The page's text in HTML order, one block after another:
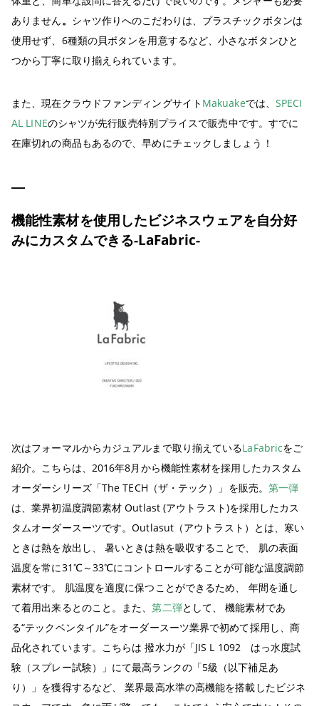
ありません。 シャツ作りへのこだわりは、プラスチックボタンは
使用せず、6種類の貝ボタンを用意するなど、小さなボタンひと
つから丁寧に取り揃えられています。
また、現在クラウドファンディングサイト Makuakeでは、 SPECI
AL LINEのシャツが先行販売特別プライスで販売中です。すでに
在庫切れの商品もあるので、早めにチェックしましょう！
機能性素材を使用したビジネスウェアを自分好
みにカスタムできる-LaFabric-
次はフォーマルからカジュアルまで取り揃えているLaFabricをご
紹介。こちらは、2016年8月から機能性素材を採用したカスタム
オーダーシリーズ「The TECH（ザ・テック）」を販売。 第一弾
は、業界初温度調節素材 Outlast (アウトラスト)を採用したカス
タムオーダースーツです。Outlasut（アウトラスト）とは、寒い
ときは熱を放出し、 暑いときは熱を吸収することで、 肌の表面
温度を常に31℃～33℃にコントロールすることが可能な温度調節
素材です。 肌温度を適度に保つことができるため、 年間を通し
て着用出来るとのこと。また、第二弾として、 機能素材であ
る“テックベンタイル”をオーダースーツ業界で初めて採用し、商
品化されています。こちらは 撥水力が「JIS L 1092 はっ水度試
験（スプレー試験）」にて最高ランクの「5級（以下補足あ
り）」を獲得するなど、 業界最高水準の高機能を搭載したビジネ